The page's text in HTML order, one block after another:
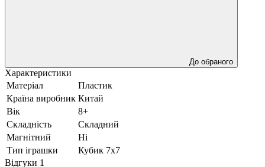
До обраного
Характеристики
Матеріал
Пластик
Країна виробник Китай
Вік
8+
Складність
Складний
Магнітний
Ні
Тип іграшки
Кубик 7x7
Відгуки 1